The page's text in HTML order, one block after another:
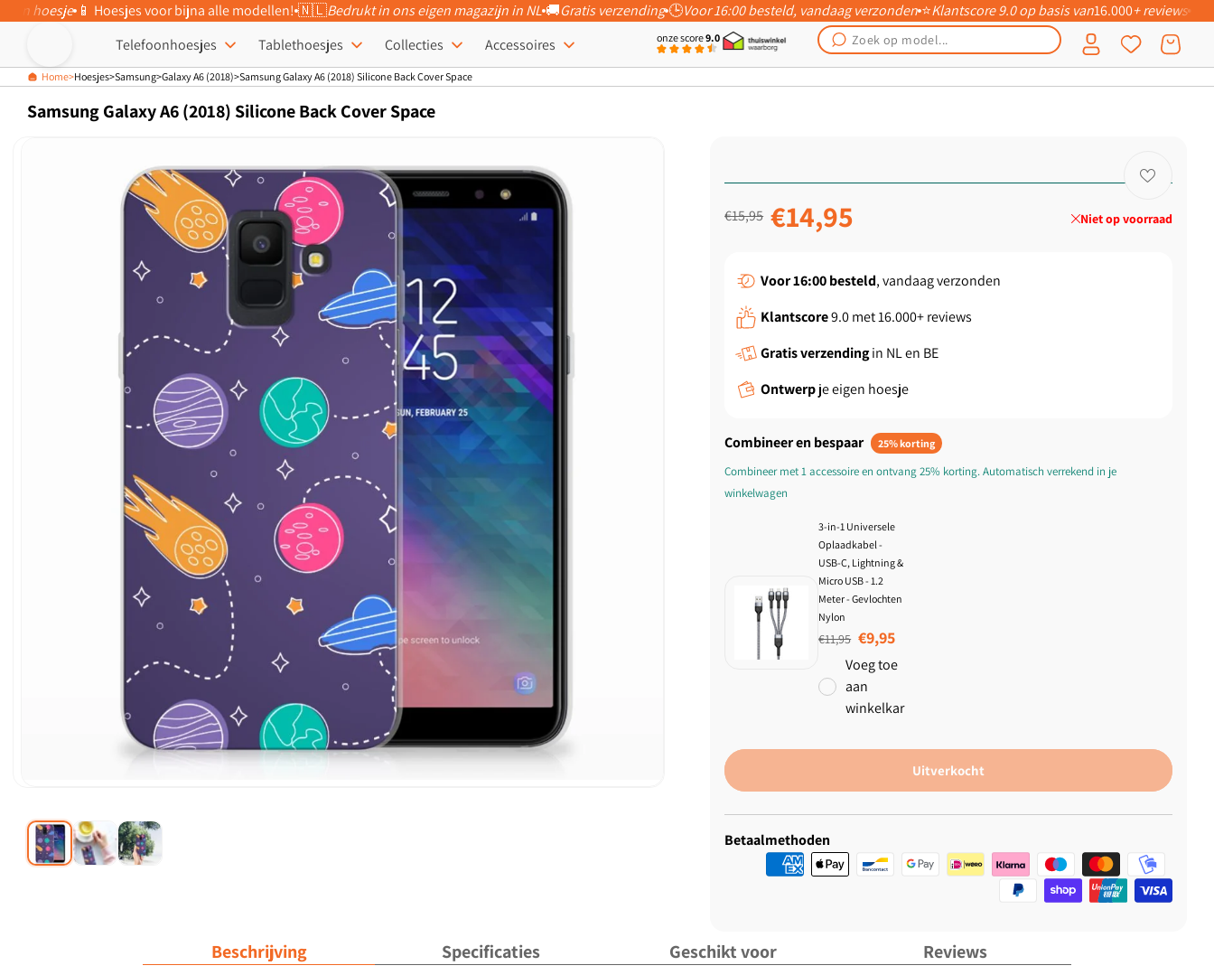
Meteen naar
🚚Gratis verzending🕒Voor 16:00 besteld, vandaag verzonden⭐Klantscore 9.0 op basis van16.000+ reviews
hoesje📱 Hoesjes voor bijna alle modellen! 🇳🇱Bedrukt in ons eigen magazijn in NL
Telefoonhoesjes
Tablethoesjes Collecties Accessoires onze score9.0 Inloggen Winkelwagen
Home Hoesjes Samsung Galaxy A6 (2018) Samsung Galaxy A6 (2018) Silicone Back Cover Space
Samsung Galaxy A6 (2018) Silicone Back Cover Space
Normale prijs
€15,95
Aanbiedingsprijs
€14,95 Niet op voorraad
Voor 16:00besteld, vandaag verzonden
Klantscore9.0 met 16.000+ reviews
Gratis verzendingin NL en BE
Ontwerpje eigen hoesje
Combineer en bespaar 25% korting
Combineer met 1 accessoire en ontvang 25% korting. Automatisch verrekend in je
winkelwagen
3-in-1 Universele
Oplaadkabel -
USB-C, Lightning &
Micro USB - 1.2
Meter - Gevlochten
Nylon
Normale prijs
€11,95 Aanbiedingsprijs
€9,95
Voeg toe
aan
winkelkar
Uitverkocht
Betaalmethoden
Beschrijving Specificaties Geschikt voor Reviews